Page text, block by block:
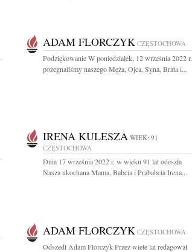
ADAM FLORCZYK CZĘSTOCHOWA
Podziękowanie W poniedziałek, 12 września 2022 r.
pożegnaliśmy naszego Męża, Ojca, Syna, Brata i...
IRENA KULESZA WIEK: 91
CZĘSTOCHOWA
Dnia 17 września 2022 r. w wieku 91 lat odeszła
Nasza ukochana Mama, Babcia i Prababcia Irena...
ADAM FLORCZYK CZĘSTOCHOWA
Odszedł Adam Florczyk Przez wiele lat redagował